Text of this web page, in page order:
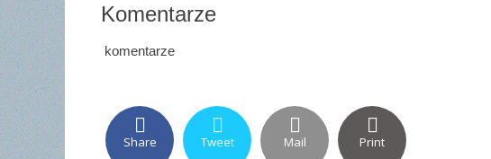
Komentarze
komentarze
Share Tweet Mail Print